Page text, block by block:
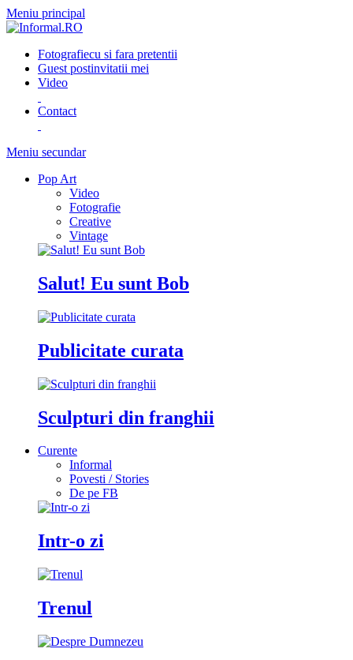
Meniu principal
Fotografiecu si fara pretentii
Guest postinvitatii mei
Video
Contact
Meniu secundar
Pop Art
Video
Fotografie
Creative
Vintage
Salut! Eu sunt Bob
Publicitate curata
Sculpturi din franghii
Curente
Informal
Povesti / Stories
De pe FB
Intr-o zi
Trenul